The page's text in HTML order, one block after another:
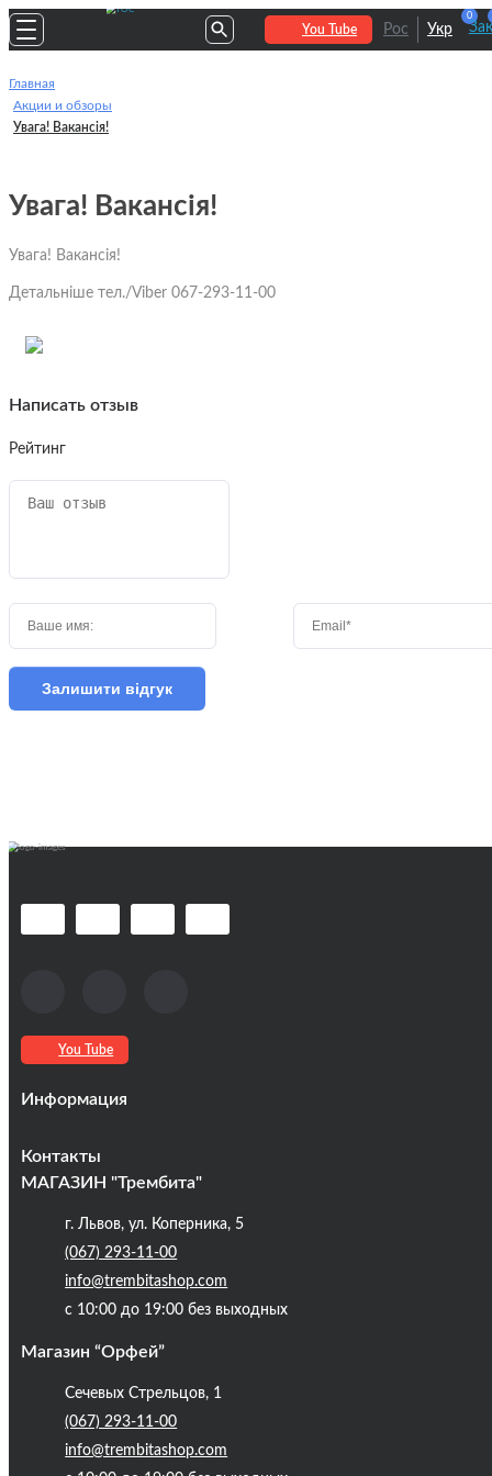
You Tube Рос Укр
0
Главная
Акции и обзоры
Увага! Вакансія!
Увага! Вакансія!
Увага! Вакансія!
Детальніше тел./Viber 067-293-11-00
Написать отзыв
Рейтинг
Залишити відгук
You Tube
Информация
Контакты
Публічна оферта
Бренди
Блог
Контакты
МАГАЗИН "Трембита"
г. Львов, ул. Коперника, 5
(067) 293-11-00
info@trembitashop.com
с 10:00 до 19:00 без выходных
Магазин “Орфей”
Сечевых Стрельцов, 1
(067) 293-11-00
info@trembitashop.com